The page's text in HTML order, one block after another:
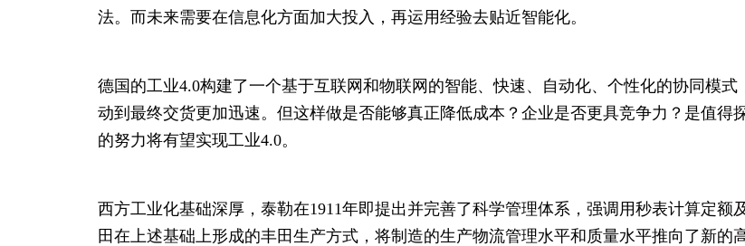
法。而未来需要在信息化方面加大投入，再运用经验去贴近智能化。
德国的工业4.0构建了一个基于互联网和物联网的智能、快速、自动化、个性化的协同模
动到最终交货更加迅速。但这样做是否能够真正降低成本？企业是否更具竞争力？是值得
的努力将有望实现工业4.0。
西方工业化基础深厚，泰勒在1911年即提出并完善了科学管理体系，强调用秒表计算定
田在上述基础上形成的丰田生产方式，将制造的生产物流管理水平和质量水平推向了新的